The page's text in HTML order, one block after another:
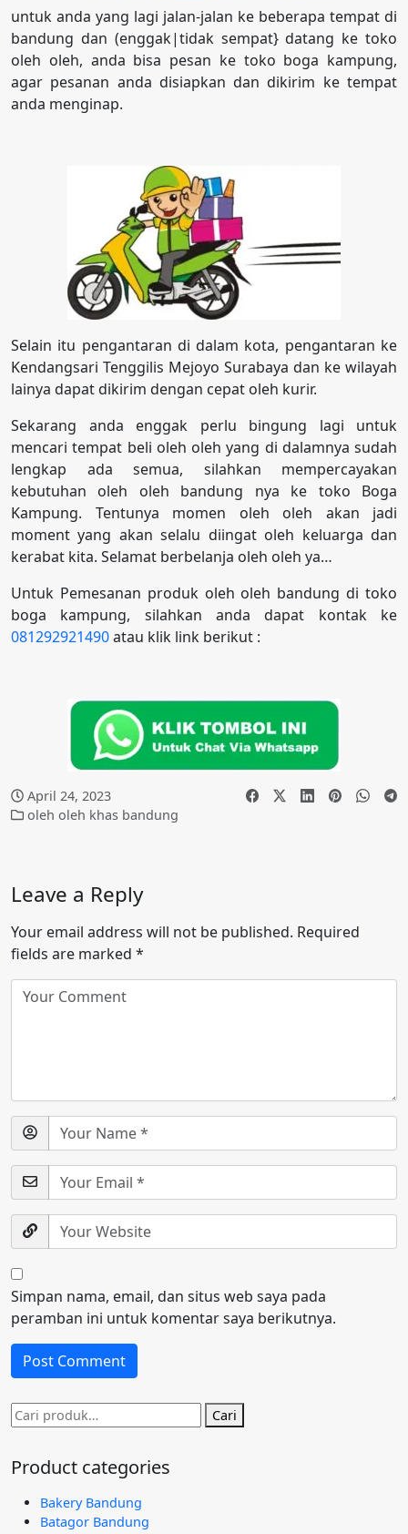
untuk anda yang lagi jalan-jalan ke beberapa tempat di
bandung dan (enggak|tidak sempat} datang ke toko
oleh oleh, anda bisa pesan ke toko boga kampung,
agar pesanan anda disiapkan dan dikirim ke tempat
anda menginap.
Selain itu pengantaran di dalam kota, pengantaran ke
Kendangsari Tenggilis Mejoyo Surabaya dan ke wilayah
lainya dapat dikirim dengan cepat oleh kurir.
Sekarang anda enggak perlu bingung lagi untuk
mencari tempat beli oleh oleh yang di dalamnya sudah
lengkap ada semua, silahkan mempercayakan
kebutuhan oleh oleh bandung nya ke toko Boga
Kampung. Tentunya momen oleh oleh akan jadi
moment yang akan selalu diingat oleh keluarga dan
kerabat kita. Selamat berbelanja oleh oleh ya…
Untuk Pemesanan produk oleh oleh bandung di toko
boga kampung, silahkan anda dapat kontak ke
081292921490atau klik link berikut :
April 24, 2023
oleh oleh khas bandung
Leave a Reply
Your email address will not be published. Required
fields are marked *
Simpan nama, email, dan situs web saya pada
peramban ini untuk komentar saya berikutnya.
Pencarian
untuk:
Cari
Product categories
Bakery Bandung
Batagor Bandung